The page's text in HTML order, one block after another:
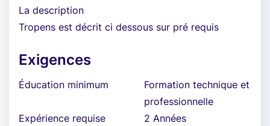
La description
Tropens est décrit ci dessous sur pré requis
Exigences
Éducation minimum
Formation technique et
professionnelle
Expérience requise
2 Années